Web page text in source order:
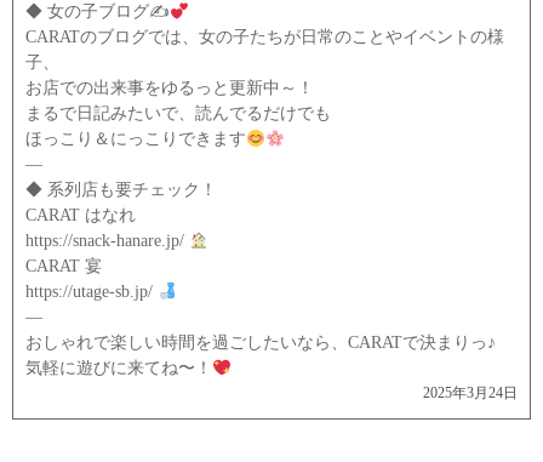
◆ 女の子ブログ✍
CARATのブログでは、女の子たちが日常のことやイベントの様
子、
お店での出来事をゆるっと更新中～！
まるで日記みたいで、読んでるだけでも
ほっこり＆にっこりできます
—
◆ 系列店も要チェック！
CARAT はなれ
https://snack-hanare.jp/
CARAT 宴
https://utage-sb.jp/
—
おしゃれで楽しい時間を過ごしたいなら、CARATで決まりっ♪
気軽に遊びに来てね〜！
2025年3月24日